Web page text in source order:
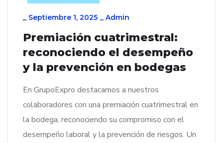
_ Septiembre 1, 2025 _ Admin
Premiación cuatrimestral:
reconociendo el desempeño
y la prevención en bodegas
En GrupoExpro destacamos a nuestros
colaboradores con una premiación cuatrimestral en
la bodega, reconociendo su compromiso con el
desempeño laboral y la prevención de riesgos. Un